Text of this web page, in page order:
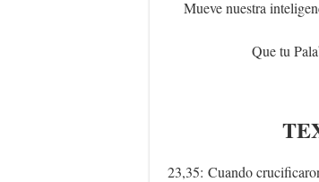
Mueve nuestra
Que tu
23,35: Cuando